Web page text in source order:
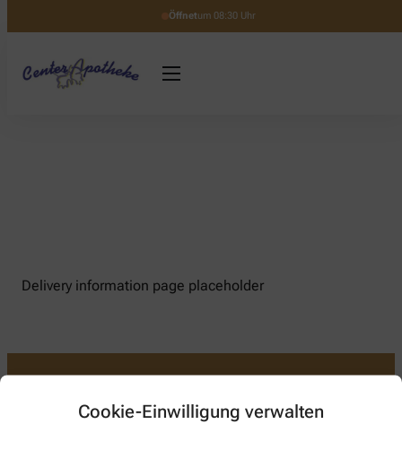
Cookie-Einwilligung verwalten
Öffnetum 08:30 Uhr
Delivery information page placeholder